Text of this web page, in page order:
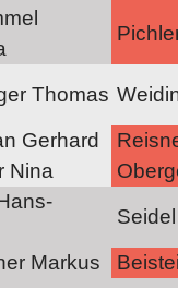
Thomas
Gerhard
Nina
Markus